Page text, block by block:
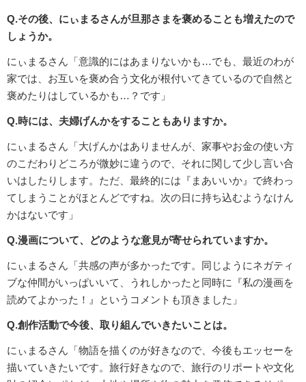
Q.その後、にぃまるさんが旦那さまを褒めることも増えたので
しょうか。
にぃまるさん「意識的にはあまりないかも…でも、最近のわが
家では、お互いを褒め合う文化が根付いてきているので自然と
褒めたりはしているかも…？です」
Q.時には、夫婦げんかをすることもありますか。
にぃまるさん「大げんかはありませんが、家事やお金の使い方
のこだわりどころが微妙に違うので、それに関して少し言い合
いはしたりします。ただ、最終的には『まあいいか』で終わっ
てしまうことがほとんどですね。次の日に持ち込むようなけん
かはないです」
Q.漫画について、どのような意見が寄せられていますか。
にぃまるさん「共感の声が多かったです。同じようにネガティ
ブな仲間がいっぱいいて、うれしかったと同時に『私の漫画を
読めてよかった！』というコメントも頂きました」
Q.創作活動で今後、取り組んでいきたいことは。
にぃまるさん「物語を描くのが好きなので、今後もエッセーを
描いていきたいです。旅行好きなので、旅行のリポートや文化